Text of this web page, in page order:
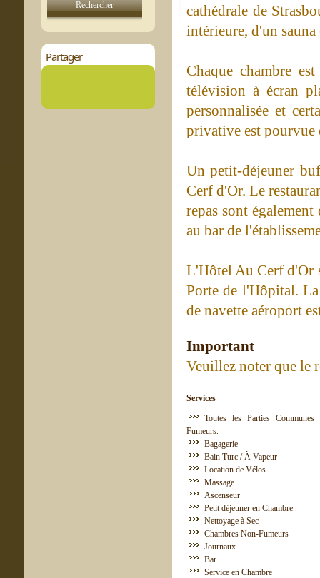
Partager
cathédrale de
intérieure, d'un
Chaque chambre
télévision à écran
personnalisée et
privative est pourvue
Un petit-déjeuner
Cerf d'Or. Le
repas sont
au bar de
L'Hôtel Au Cerf d'Or
Porte de l'Hôpital.
de navette aéroport
Important
Veuillez noter que le
Services
Toutes les Parties
Fumeurs.
Bagagerie
Bain Turc / À Vapeur
Location de Vélos
Massage
Ascenseur
Petit déjeuner en Chambre
Nettoyage à Sec
Chambres Non-Fumeurs
Journaux
Bar
Service en Chambre